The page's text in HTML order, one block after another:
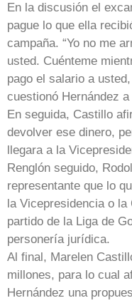
En la discusión el
pague lo que ella
campaña. “Yo no me
usted. Cuénteme
pago el salario a
cuestionó Hernández
En seguida, Castillo
devolver ese dinero,
llegara a la
Renglón seguido,
representante que lo
la Vicepresidencia o
partido de la Liga de
personería jurídica.
Al final, Marelen
millones, para lo cual
Hernández una